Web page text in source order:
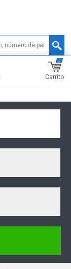
Carrito
0